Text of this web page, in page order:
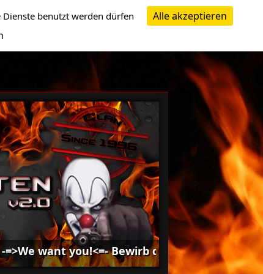
you!<=- Bewirb dich bei uns -=>We want
benutzt werden dürfen
Alle akzeptieren